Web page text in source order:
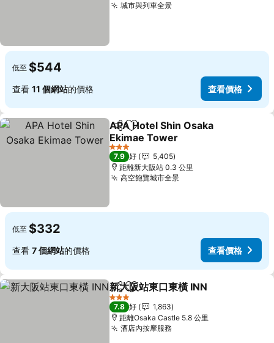
城市與列車全景
低至 $544
查看 11 個網站的價格 查看價格
分享 放到收藏夾
APA Hotel Shin Osaka
Ekimae Tower
3 星級
7.9 好
5,405
距離新大阪站 0.3 公里
高空飽覽城市全景
低至 $332
查看 7 個網站的價格 查看價格
分享 放到收藏夾
新大阪站東口東橫 INN
3 星級
7.8 好
1,863
距離Osaka Castle 5.8 公里
酒店內按摩服務